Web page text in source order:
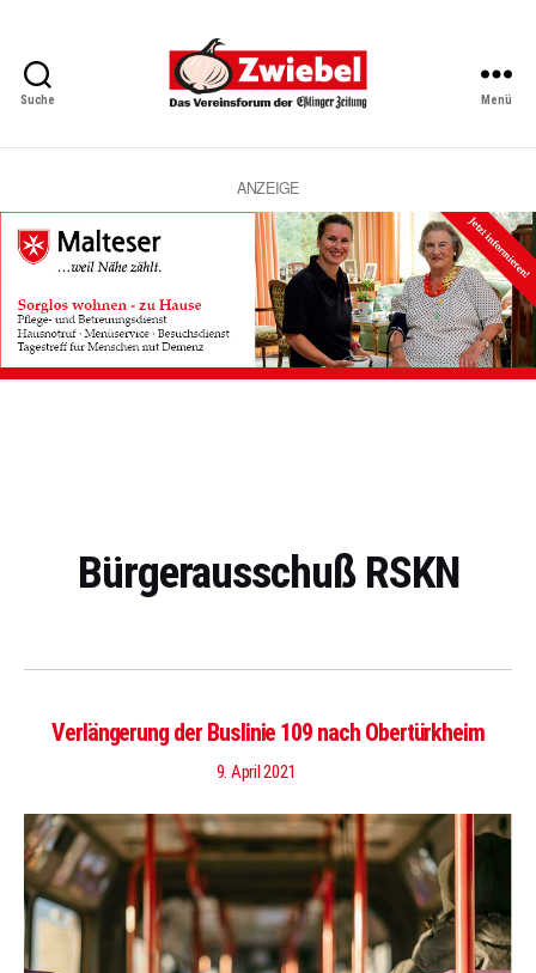
Suche
Vereinsforum
Eßlinger
Zeitung
Menü
ANZEIGE
Bürgerausschuß RSKN
Verlängerung der Buslinie 109 nach Obertürkheim
9. April 2021